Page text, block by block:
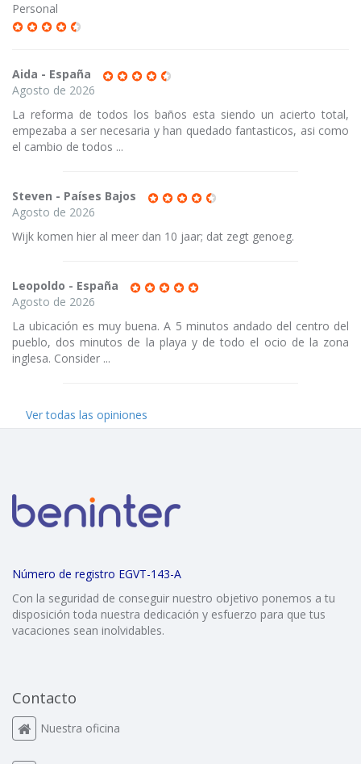
Personal
Aida - España
Agosto de 2026
La reforma de todos los baños esta siendo un acierto total,
empezaba a ser necesaria y han quedado fantasticos, asi como
el cambio de todos ...
Steven - Países Bajos
Agosto de 2026
Wijk komen hier al meer dan 10 jaar; dat zegt genoeg.
Leopoldo - España
Agosto de 2026
La ubicación es muy buena. A 5 minutos andado del centro del
pueblo, dos minutos de la playa y de todo el ocio de la zona
inglesa. Consider ...
Ver todas las opiniones
Número de registro EGVT-143-A
Con la seguridad de conseguir nuestro objetivo ponemos a tu
disposición toda nuestra dedicación y esfuerzo para que tus
vacaciones sean inolvidables.
Contacto
Nuestra oficina